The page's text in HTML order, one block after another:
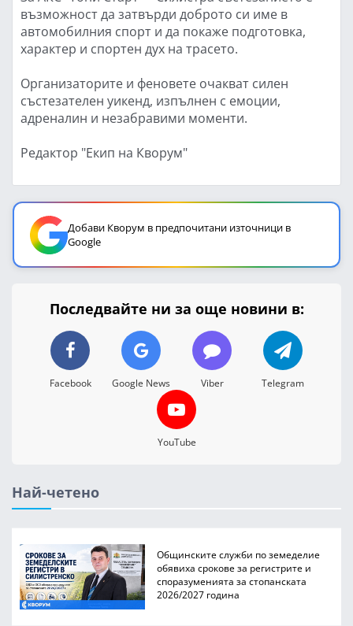
възможност да затвърди доброто си име в
автомобилния спорт и да покаже подготовка,
характер и спортен дух на трасето.
Организаторите и феновете очакват силен
състезателен уикенд, изпълнен с емоции,
адреналин и незабравими моменти.
Редактор "Екип на Кворум"
Добави Кворум в предпочитани източници в
Google
Последвайте ни за още новини в:
Facebook Google News Viber Telegram
YouTube
Най-четено
Общинските служби по земеделие
обявиха срокове за регистрите и
споразуменията за стопанската
2026/2027 година